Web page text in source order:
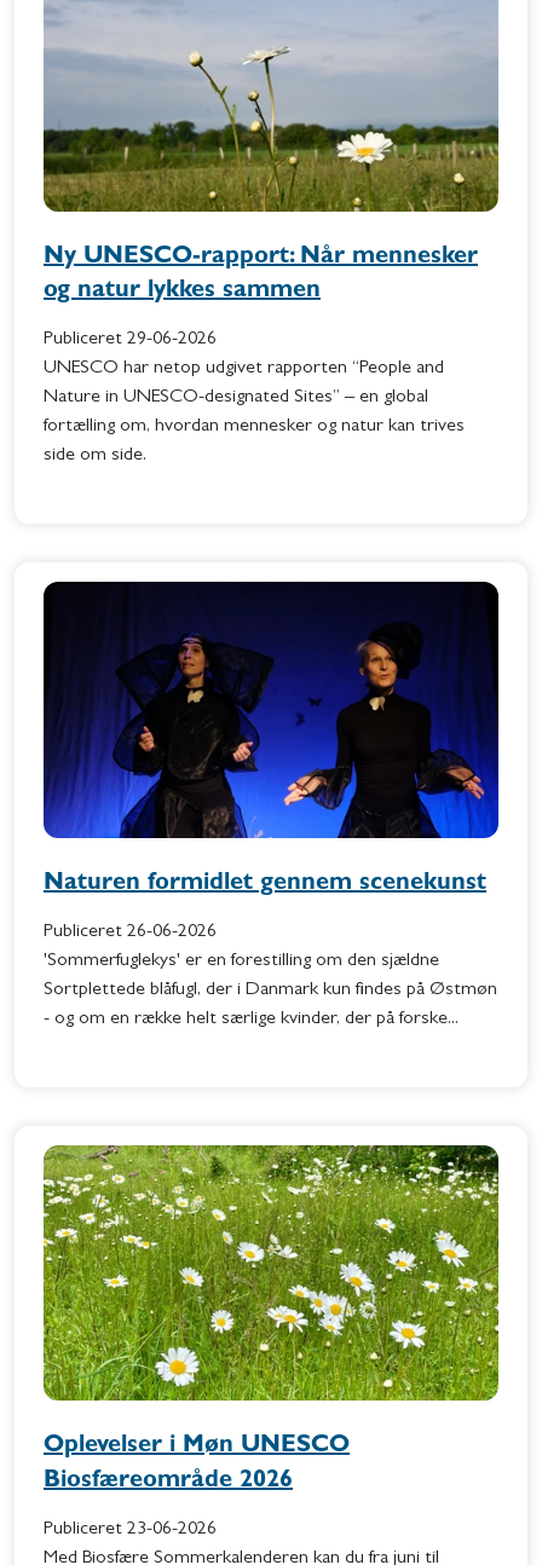
Ny UNESCO-rapport: Når mennesker
og natur lykkes sammen
Publiceret 29-06-2026
UNESCO har netop udgivet rapporten “People and
Nature in UNESCO-designated Sites” – en global
fortælling om, hvordan mennesker og natur kan trives
side om side.
Naturen formidlet gennem scenekunst
Publiceret 26-06-2026
'Sommerfuglekys' er en forestilling om den sjældne
Sortplettede blåfugl, der i Danmark kun findes på Østmøn
- og om en række helt særlige kvinder, der på forske...
Oplevelser i Møn UNESCO
Biosfæreområde 2026
Publiceret 23-06-2026
Med Biosfære Sommerkalenderen kan du fra juni til